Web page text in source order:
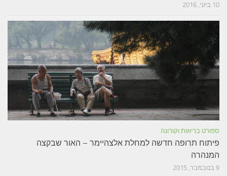
10 ביוני, 2016
ספורט בריאות וקורונה
פיתוח תרופה חדשה למחלת אלצהיימר – האור שבקצה
המנהרה
9 בנובמבר, 2015